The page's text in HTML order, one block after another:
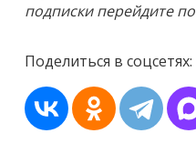
подписки перейдите по
Поделиться в соцсетях: